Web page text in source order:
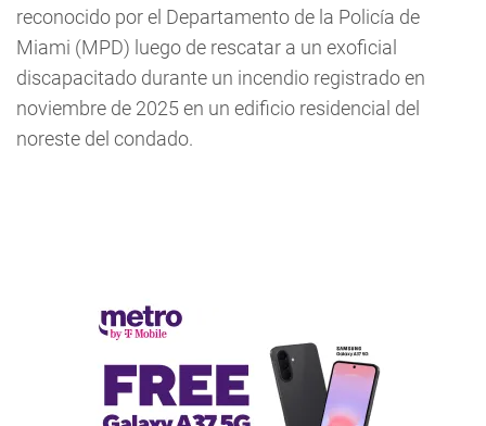
reconocido por el Departamento de la Policía de
Miami (MPD) luego de rescatar a un exoficial
discapacitado durante un incendio registrado en
noviembre de 2025 en un edificio residencial del
noreste del condado.